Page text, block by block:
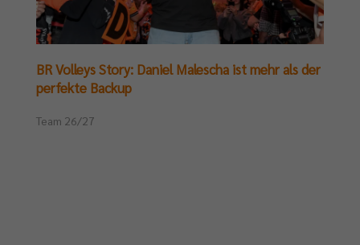
BR Volleys Story: Daniel Malescha ist mehr als der
perfekte Backup
Team 26/27